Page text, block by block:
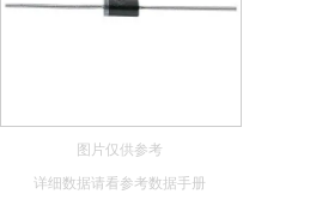
图片仅供参考
详细数据请看参考数据手册